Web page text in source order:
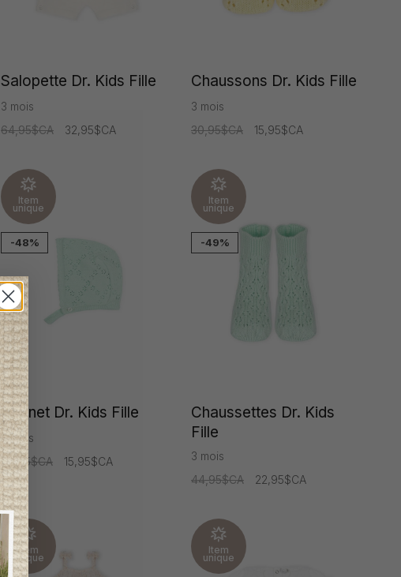
Salopette Dr. Kids Fille
3 mois
64,95$CA
32,95$CA
Chaussons Dr. Kids Fille
3 mois
30,95$CA
15,95$CA
Item
unique
-48%
Bonnet Dr. Kids Fille
3 mois
30,95$CA
15,95$CA
Item
unique
-49%
Chaussettes Dr. Kids
Fille
3 mois
44,95$CA
22,95$CA
Item
unique
Item
unique